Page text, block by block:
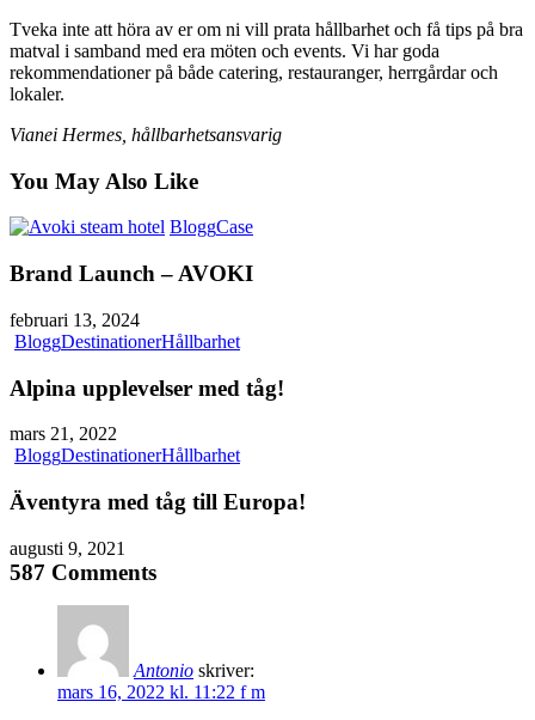
Tveka inte att höra av er om ni vill prata hållbarhet och få tips på bra
matval i samband med era möten och events. Vi har goda
rekommendationer på både catering, restauranger, herrgårdar och
lokaler.
Vianei Hermes, hållbarhetsansvarig
You May Also Like
BloggCase
Brand Launch – AVOKI
februari 13, 2024
BloggDestinationerHållbarhet
Alpina upplevelser med tåg!
mars 21, 2022
BloggDestinationerHållbarhet
Äventyra med tåg till Europa!
augusti 9, 2021
587 Comments
Antonio skriver:
mars 16, 2022 kl. 11:22 f m